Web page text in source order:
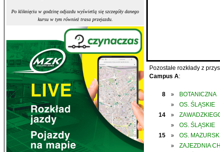
Po kliknięciu w godzinę odjazdu wyświetlą się szczegóły danego
kursu w tym również trasa przejazdu.
Pozostałe rozkłady z
Campus A:
8 » BOTANICZNA
»
OS. ŚLĄSKIE
14
»
»
OS. ŚLĄSKIE
15
» OS.
»
ZAJEZDNIA